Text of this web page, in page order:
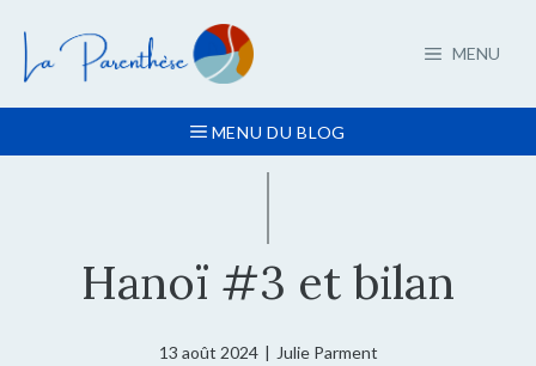
contenu
MENU
MENU DU BLOG
Hanoï #3 et bilan
13 août 2024 | Julie Parment